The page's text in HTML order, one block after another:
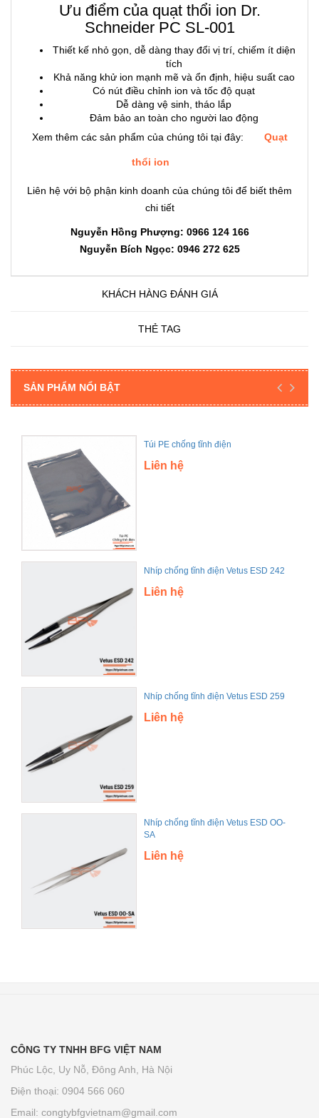
Ưu điểm của quạt thổi ion Dr.
Schneider PC SL-001
Thiết kế nhỏ gọn, dễ dàng thay đổi vị trí, chiếm ít diện
tích
Khả năng khử ion mạnh mẽ và ổn định, hiệu suất cao
Có nút điều chỉnh ion và tốc độ quạt
Dễ dàng vệ sinh, tháo lắp
Đảm bảo an toàn cho người lao động
Xem thêm các sản phẩm của chúng tôi tại đây:
Quạt
thổi ion
Liên hệ với bộ phận kinh doanh của chúng tôi để biết thêm
chi tiết
Nguyễn Hồng Phượng: 0966 124 166
Nguyễn Bích Ngọc: 0946 272 625
KHÁCH HÀNG ĐÁNH GIÁ
THẺ TAG
SẢN PHẨM NỔI BẬT
Túi PE chống tĩnh điện
Liên hệ
Nhíp chống tĩnh điện Vetus ESD 242
Liên hệ
Nhíp chống tĩnh điện Vetus ESD 259
Liên hệ
Nhíp chống tĩnh điện Vetus ESD OO-
SA
Liên hệ
CÔNG TY TNHH BFG VIỆT NAM
Phúc Lộc, Uy Nỗ, Đông Anh, Hà Nội
Điện thoại: 0904 566 060
Email: congtybfgvietnam@gmail.com